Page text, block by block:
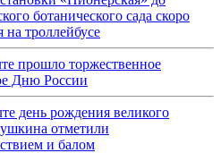
ботанического сада скоро
на троллейбусе
прошло торжественное
Дню России
день рождения великого
отметили
и балом